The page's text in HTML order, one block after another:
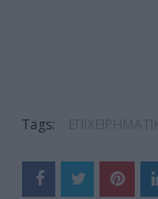
Tags: